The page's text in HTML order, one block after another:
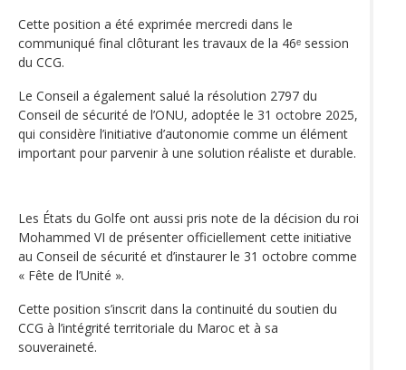
Cette position a été exprimée mercredi dans le
communiqué final clôturant les travaux de la 46ᵉ session
du CCG.
Le Conseil a également salué la résolution 2797 du
Conseil de sécurité de l’ONU, adoptée le 31 octobre 2025,
qui considère l’initiative d’autonomie comme un élément
important pour parvenir à une solution réaliste et durable.
Les États du Golfe ont aussi pris note de la décision du roi
Mohammed VI de présenter officiellement cette initiative
au Conseil de sécurité et d’instaurer le 31 octobre comme
« Fête de l’Unité ».
Cette position s’inscrit dans la continuité du soutien du
CCG à l’intégrité territoriale du Maroc et à sa
souveraineté.